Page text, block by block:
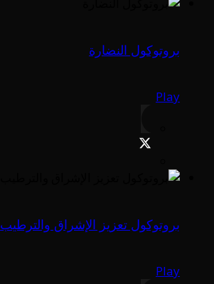
بروتوكول النضارة
Play
بروتوكول تعزيز الإشراق والترطيب
Play